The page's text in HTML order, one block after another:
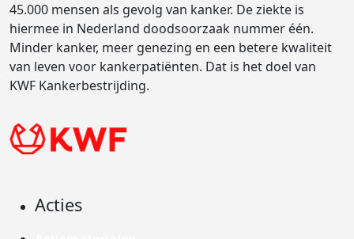
45.000 mensen als gevolg van kanker. De ziekte is
hiermee in Nederland doodsoorzaak nummer één.
Minder kanker, meer genezing en een betere kwaliteit
van leven voor kankerpatiënten. Dat is het doel van
KWF Kankerbestrijding.
Acties